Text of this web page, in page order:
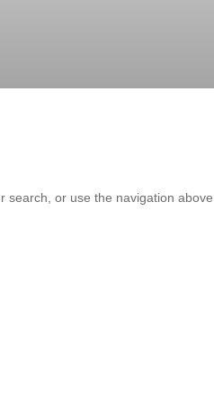
or use the navigation